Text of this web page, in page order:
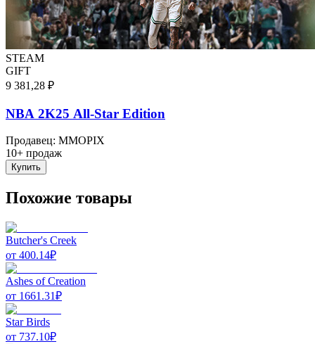
STEAM
GIFT
9 381,28 ₽
NBA 2K25 All-Star Edition
Продавец: MMOPIX
10+ продаж
Купить
Похожие товары
Butcher's Creek
от 400.14₽
Ashes of Creation
от 1661.31₽
Star Birds
от 737.10₽